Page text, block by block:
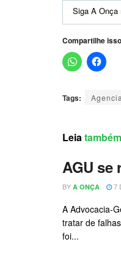
Siga A Onça
Compartilhe
Tags:
Leiatambém
AGU se
BY A ONÇA 7
A Advocacia-
tratar de
foi...